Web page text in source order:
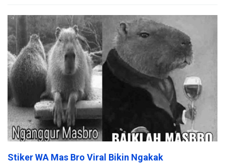
Stiker WA Mas Bro Viral Bikin Ngakak